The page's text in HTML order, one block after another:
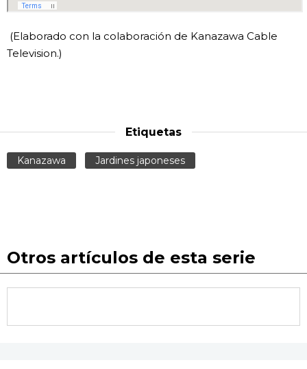
(Elaborado con la colaboración de Kanazawa Cable
Television.)
Etiquetas
Kanazawa Jardines japoneses
Otros artículos de esta serie